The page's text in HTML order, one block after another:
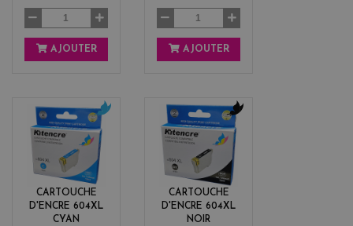
AJOUTER AJOUTER
CARTOUCHE
D'ENCRE 604XL
CYAN
y
a
n
CARTOUCHE
D'ENCRE 604XL
NOIR
b
l
k